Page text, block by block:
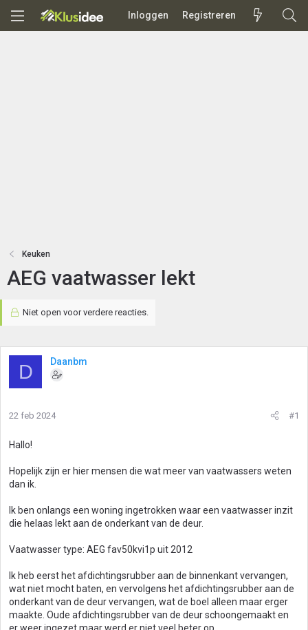
Inloggen Registreren
Keuken
AEG vaatwasser lekt
Niet open voor verdere reacties.
D Daanbm
22 feb 2024 #1
Hallo!
Hopelijk zijn er hier mensen die wat meer van vaatwassers weten
dan ik.
Ik ben onlangs een woning ingetrokken waar een vaatwasser inzit
die helaas lekt aan de onderkant van de deur.
Vaatwasser type: AEG fav50kvi1p uit 2012
Ik heb eerst het afdichtingsrubber aan de binnenkant vervangen,
wat niet mocht baten, en vervolgens het afdichtingsrubber aan de
onderkant van de deur vervangen, wat de boel alleen maar erger
maakte. Oude afdichtingsrubber van de deur schoongemaakt en